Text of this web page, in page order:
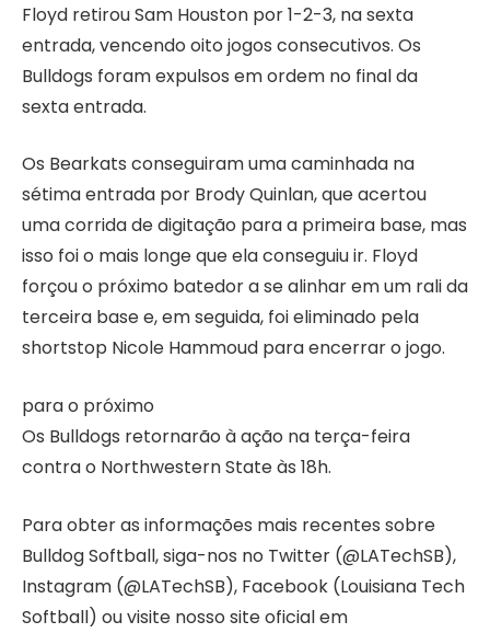
Floyd retirou Sam Houston por 1-2-3, na sexta
entrada, vencendo oito jogos consecutivos. Os
Bulldogs foram expulsos em ordem no final da
sexta entrada.
Os Bearkats conseguiram uma caminhada na
sétima entrada por Brody Quinlan, que acertou
uma corrida de digitação para a primeira base, mas
isso foi o mais longe que ela conseguiu ir. Floyd
forçou o próximo batedor a se alinhar em um rali da
terceira base e, em seguida, foi eliminado pela
shortstop Nicole Hammoud para encerrar o jogo.
para o próximo
Os Bulldogs retornarão à ação na terça-feira
contra o Northwestern State às 18h.
Para obter as informações mais recentes sobre
Bulldog Softball, siga-nos no Twitter (@LATechSB),
Instagram (@LATechSB), Facebook (Louisiana Tech
Softball) ou visite nosso site oficial em